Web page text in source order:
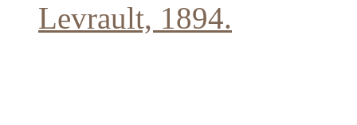
Levrault, 1894.